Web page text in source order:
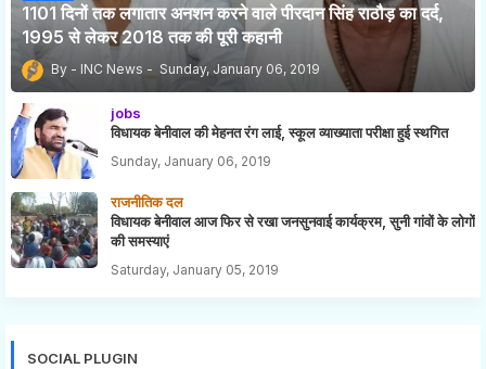
1101 दिनों तक लगातार अनशन करने वाले पीरदान सिंह राठौड़ का दर्द,
1995 से लेकर 2018 तक की पूरी कहानी
INC News Sunday, January 06, 2019
jobs
विधायक बेनीवाल की मेहनत रंग लाई, स्कूल व्याख्याता परीक्षा हुई स्थगित
Sunday, January 06, 2019
राजनीतिक दल
विधायक बेनीवाल आज फिर से रखा जनसुनवाई कार्यक्रम, सुनी गांवों के लोगों
की समस्याएं
Saturday, January 05, 2019
SOCIAL PLUGIN